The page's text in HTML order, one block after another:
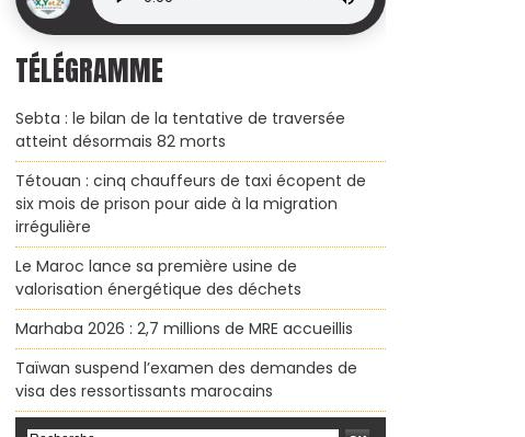
TÉLÉGRAMME
Sebta : le bilan de la tentative de traversée
atteint désormais 82 morts
Tétouan : cinq chauffeurs de taxi écopent de
six mois de prison pour aide à la migration
irrégulière
Le Maroc lance sa première usine de
valorisation énergétique des déchets
Marhaba 2026 : 2,7 millions de MRE accueillis
Taïwan suspend l’examen des demandes de
visa des ressortissants marocains